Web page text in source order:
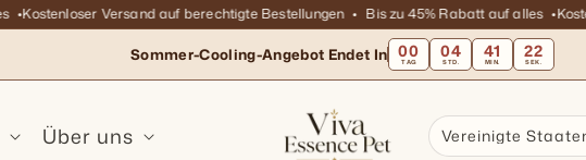
Versand auf berechtigte Bestellungen Bis zu 45% Rabatt auf alles
Sommer-Cooling-Angebot Endet In 00
TAG 04
STD. 41
MIN. 20
SEK.
Über uns Vereinigte